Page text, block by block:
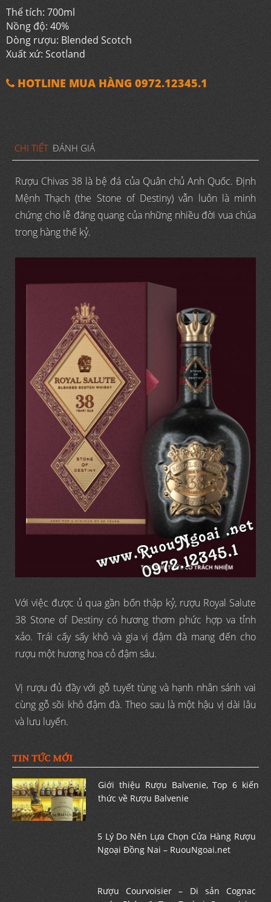
Thể tích: 700ml
Nồng độ: 40%
Dòng rượu: Blended Scotch
Xuất xứ: Scotland
HOTLINE MUA HÀNG 0972.12345.1
CHI TIẾT ĐÁNH GIÁ
Rượu Chivas 38 là bệ đá của Quân chủ Anh Quốc. Định
Mệnh Thạch (the Stone of Destiny) vẫn luôn là minh
chứng cho lễ đăng quang của những nhiều đời vua chúa
trong hàng thế kỷ.
Với việc được ủ qua gần bốn thập kỷ, rượu Royal Salute
38 Stone of Destiny có hương thơm phức hợp va tỉnh
xảo. Trái cấy sấy khô và gia vị đậm đà mang đến cho
rượu một hương hoa cỏ đậm sâu.
Vị rượu đủ đầy với gỗ tuyết tùng và hạnh nhân sánh vai
cùng gỗ sồi khô đậm đà. Theo sau là một hậu vị dài lâu
và lưu luyến.
TIN TỨC MỚI
Giới thiệu Rượu Balvenie, Top 6 kiến
thức về Rượu Balvenie
5 Lý Do Nên Lựa Chọn Cửa Hàng Rượu
Ngoại Đồng Nai – RuouNgoai.net
Rượu Courvoisier – Di sản Cognac